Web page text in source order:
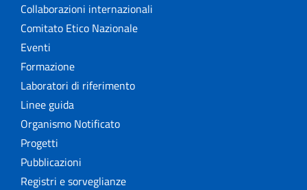
Collaborazioni internazionali
Comitato Etico Nazionale
Eventi
Formazione
Laboratori di riferimento
Linee guida
Organismo Notificato
Progetti
Pubblicazioni
Registri e sorveglianze